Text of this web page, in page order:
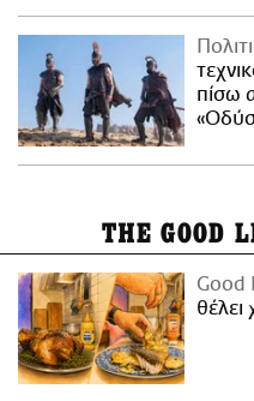
πίσω
THE GOOD
Good